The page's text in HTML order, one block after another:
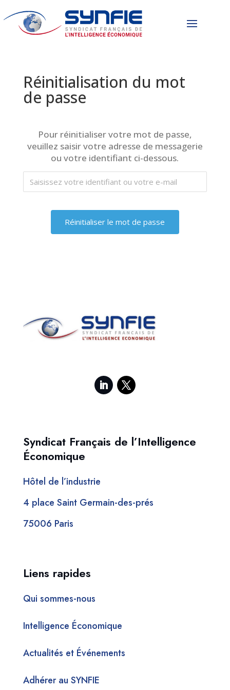
Réinitialisation du mot
de passe
Pour réinitialiser votre mot de passe,
veuillez saisir votre adresse de messagerie
ou votre identifiant ci-dessous.
Syndicat Français de l’Intelligence
Économique
Hôtel de l’industrie
4 place Saint Germain-des-prés
75006 Paris
Liens rapides
Qui sommes-nous
Intelligence Économique
Actualités et Événements
Adhérer au SYNFIE